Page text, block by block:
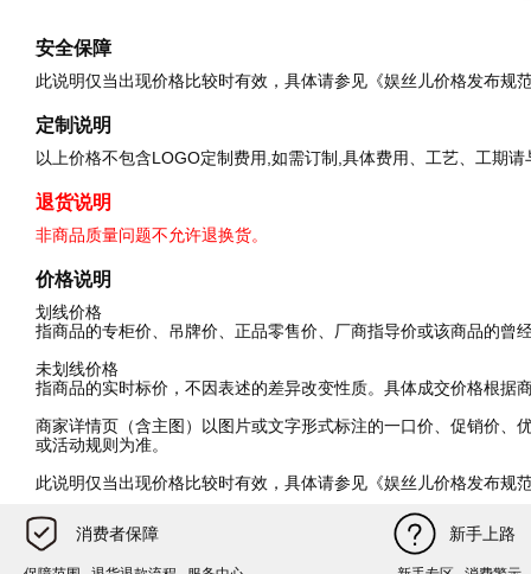
安全保障
此说明仅当出现价格比较时有效，具体请参见《娱丝儿价格发布
定制说明
以上价格不包含LOGO定制费用,如需订制,具体费用、工艺、工期
退货说明
非商品质量问题不允许退换货。
价格说明
划线价格
指商品的专柜价、吊牌价、正品零售价、厂商指导价或该商品的曾
未划线价格
指商品的实时标价，不因表述的差异改变性质。具体成交价格根
商家详情页（含主图）以图片或文字形式标注的一口价、促销价
或活动规则为准。
此说明仅当出现价格比较时有效，具体请参见《娱丝儿价格发布
消费者保障 新手上路